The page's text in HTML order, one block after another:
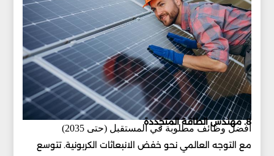
أفضل وظائف مطلوبة في المستقبل (حتى 2035)
8. مهندس الطاقة المتجددة
مع التوجه العالمي نحو خفض الانبعاثات الكربونية. تتوسع